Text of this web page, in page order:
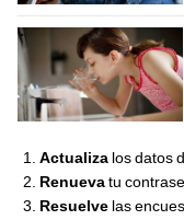
Actualiza los datos
Renuevatu
Resuelve las